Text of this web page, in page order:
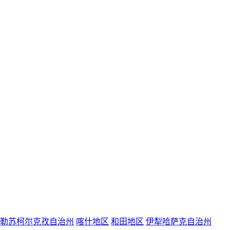
苏柯尔克孜自治州 喀什地区 和田地区 伊犁哈萨克自治州